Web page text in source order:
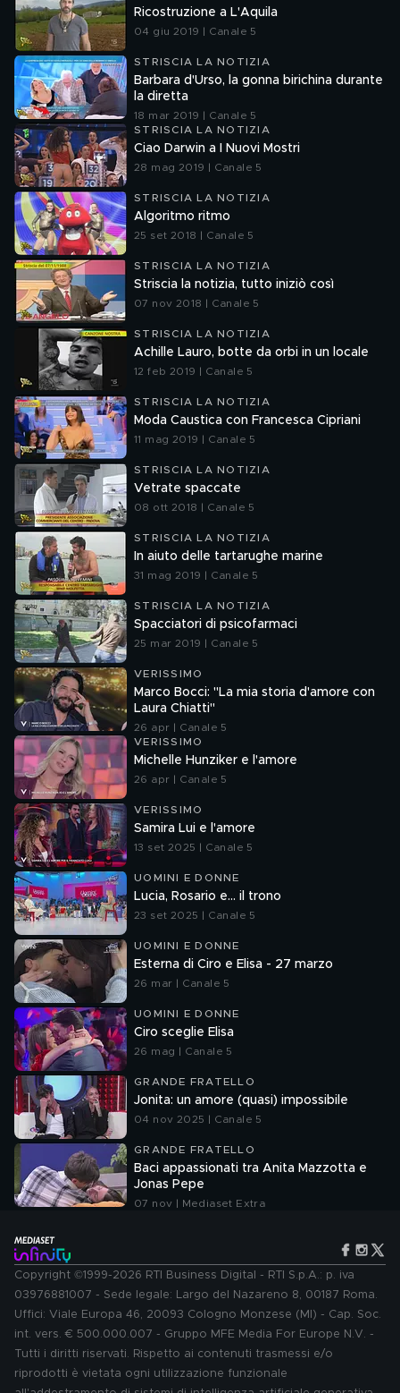
Ricostruzione a L'Aquila
04 giu 2019 | Canale 5
STRISCIA LA NOTIZIA
Barbara d'Urso, la gonna birichina durante
la diretta
18 mar 2019 | Canale 5
STRISCIA LA NOTIZIA
Ciao Darwin a I Nuovi Mostri
28 mag 2019 | Canale 5
STRISCIA LA NOTIZIA
Algoritmo ritmo
25 set 2018 | Canale 5
STRISCIA LA NOTIZIA
Striscia la notizia, tutto iniziò così
07 nov 2018 | Canale 5
STRISCIA LA NOTIZIA
Achille Lauro, botte da orbi in un locale
12 feb 2019 | Canale 5
STRISCIA LA NOTIZIA
Moda Caustica con Francesca Cipriani
11 mag 2019 | Canale 5
STRISCIA LA NOTIZIA
Vetrate spaccate
08 ott 2018 | Canale 5
STRISCIA LA NOTIZIA
In aiuto delle tartarughe marine
31 mag 2019 | Canale 5
STRISCIA LA NOTIZIA
Spacciatori di psicofarmaci
25 mar 2019 | Canale 5
VERISSIMO
Marco Bocci: "La mia storia d'amore con
Laura Chiatti"
26 apr | Canale 5
VERISSIMO
Michelle Hunziker e l'amore
26 apr | Canale 5
VERISSIMO
Samira Lui e l'amore
13 set 2025 | Canale 5
UOMINI E DONNE
Lucia, Rosario e... il trono
23 set 2025 | Canale 5
UOMINI E DONNE
Esterna di Ciro e Elisa - 27 marzo
26 mar | Canale 5
UOMINI E DONNE
Ciro sceglie Elisa
26 mag | Canale 5
GRANDE FRATELLO
Jonita: un amore (quasi) impossibile
04 nov 2025 | Canale 5
GRANDE FRATELLO
Baci appassionati tra Anita Mazzotta e
Jonas Pepe
07 nov | Mediaset Extra
Copyright ©1999-2026 RTI Business Digital - RTI S.p.A.: p. iva
03976881007 - Sede legale: Largo del Nazareno 8, 00187 Roma.
Uffici: Viale Europa 46, 20093 Cologno Monzese (MI) - Cap. Soc.
int. vers. € 500.000.007 - Gruppo MFE Media For Europe N.V. -
Tutti i diritti riservati. Rispetto ai contenuti trasmessi e/o
riprodotti è vietata ogni utilizzazione funzionale